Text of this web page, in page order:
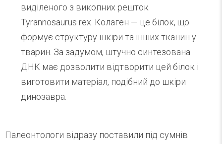
виділеного з викопних решток
Tyrannosaurus rex. Колаген — це білок, що
формує структуру шкіри та інших тканин у
тварин. За задумом, штучно синтезована
ДНК має дозволити відтворити цей білок і
виготовити матеріал, подібний до шкіри
динозавра.
Палеонтологи відразу поставили під сумнів